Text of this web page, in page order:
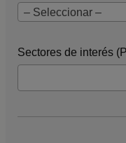
– Seleccionar –
Sectores de interés